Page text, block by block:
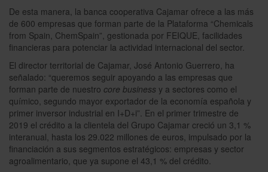
De esta manera, la banca cooperativa Cajamar ofrece a las más
de 600 empresas que forman parte de la Plataforma “Chemicals
from Spain, ChemSpain”, gestionada por FEIQUE, facilidades
financieras para potenciar la actividad internacional del sector.
El director territorial de Cajamar, José Antonio Guerrero, ha
señalado: “queremos seguir apoyando a las empresas que
forman parte de nuestro core business y a sectores como el
químico, segundo mayor exportador de la economía española y
primer inversor industrial en I+D+i”. En el primer trimestre de
2019 el crédito a la clientela del Grupo Cajamar creció un 3,1 %
interanual, hasta los 29.022 millones de euros, impulsado por la
financiación a sus segmentos estratégicos: empresas y sector
agroalimentario, que ya supone el 43,1 % del crédito.